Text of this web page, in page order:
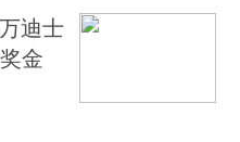
迪士
金